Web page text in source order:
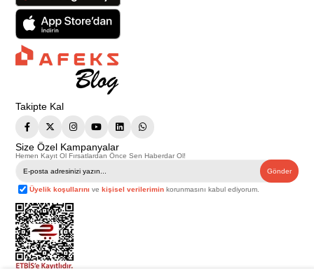
Takipte Kal
Size Özel Kampanyalar
Hemen Kayıt Ol Fırsatlardan Önce Sen Haberdar Ol!
Gönder
Üyelik koşullarını vekişisel verilerimin korunmasını kabul ediyorum.